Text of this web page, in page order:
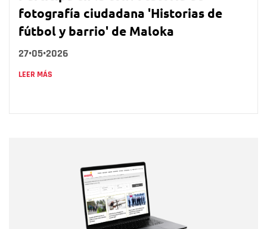
fotografía ciudadana 'Historias de
fútbol y barrio' de Maloka
27•05•2026
LEER MÁS
Correo electrónico